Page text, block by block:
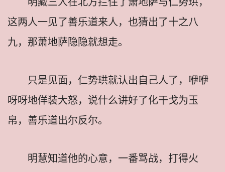
这两人一见了善乐道来人，也猜出了十之八
九，那萧地萨隐隐就想走。
只是见面，仁势珙就认出自己人了，咿咿
呀呀地佯装大怒，说什么讲好了化干戈为玉
帛，善乐道出尔反尔。
明慧知道他的心意，一番骂战，打得火